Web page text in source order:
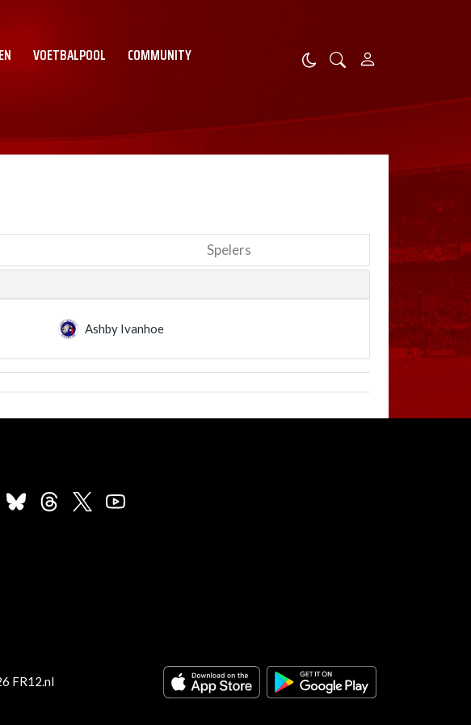
VOETBALPOOL COMMUNITY
Spelers
Ashby Ivanhoe
FR12.nl